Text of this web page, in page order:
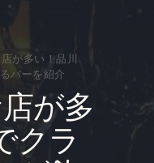
が多い！品川
バーを紹介
が多
クラ